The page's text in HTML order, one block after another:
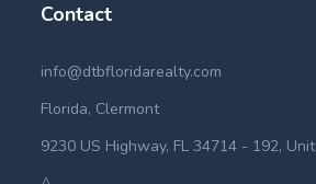
Contact
info@dtbfloridarealty.com
Florida, Clermont
9230 US Highway, FL 34714 - 192, Unit